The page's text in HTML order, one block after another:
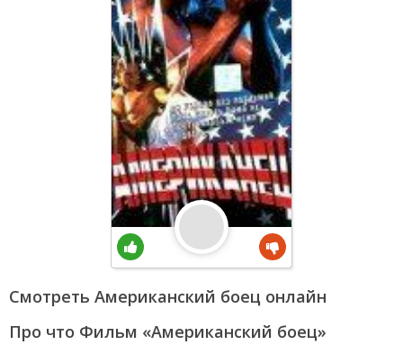
Смотреть Американский боец онлайн
Про что Фильм «Американский боец»